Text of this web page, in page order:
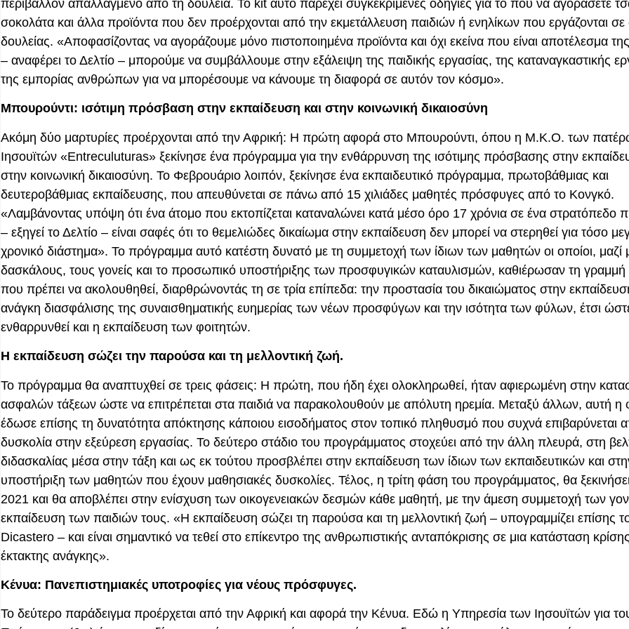
περιβάλλον απαλλαγμένο από τη δουλεία. Το kit αυτό παρέχει συγκεκριμένες οδηγίες για το πού να αγοράσετε
σοκολάτα και άλλα προϊόντα που δεν προέρχονται από την εκμετάλλευση παιδιών ή ενηλίκων που εργάζονται
δουλείας. «Αποφασίζοντας να αγοράζουμε μόνο πιστοποιημένα προϊόντα και όχι εκείνα που είναι αποτέλεσμα
– αναφέρει το Δελτίο – μπορούμε να συμβάλλουμε στην εξάλειψη της παιδικής εργασίας, της καταναγκαστικής
της εμπορίας ανθρώπων για να μπορέσουμε να κάνουμε τη διαφορά σε αυτόν τον κόσμο».
Μπουρούντι: ισότιμη πρόσβαση στην εκπαίδευση και στην κοινωνική δικαιοσύνη
Ακόμη δύο μαρτυρίες προέρχονται από την Αφρική: Η πρώτη αφορά στο Μπουρούντι, όπου η Μ.Κ.Ο. των
Ιησουϊτών «Entreculuturas» ξεκίνησε ένα πρόγραμμα για την ενθάρρυνση της ισότιμης πρόσβασης στην
στην κοινωνική δικαιοσύνη. Το Φεβρουάριο λοιπόν, ξεκίνησε ένα εκπαιδευτικό πρόγραμμα, πρωτοβάθμιας και
δευτεροβάθμιας εκπαίδευσης, που απευθύνεται σε πάνω από 15 χιλιάδες μαθητές πρόσφυγες από το Κονγκό.
«Λαμβάνοντας υπόψη ότι ένα άτομο που εκτοπίζεται καταναλώνει κατά μέσο όρο 17 χρόνια σε ένα στρατόπεδο
– εξηγεί το Δελτίο – είναι σαφές ότι το θεμελιώδες δικαίωμα στην εκπαίδευση δεν μπορεί να στερηθεί για τόσο
χρονικό διάστημα». Το πρόγραμμα αυτό κατέστη δυνατό με τη συμμετοχή των ίδιων των μαθητών οι οποίοι, μαζί
δασκάλους, τους γονείς και το προσωπικό υποστήριξης των προσφυγικών καταυλισμών, καθιέρωσαν τη
που πρέπει να ακολουθηθεί, διαρθρώνοντάς τη σε τρία επίπεδα: την προστασία του δικαιώματος στην
ανάγκη διασφάλισης της συναισθηματικής ευημερίας των νέων προσφύγων και την ισότητα των φύλων, έτσι
ενθαρρυνθεί και η εκπαίδευση των φοιτητών.
Η εκπαίδευση σώζει την παρούσα και τη μελλοντική ζωή.
Το πρόγραμμα θα αναπτυχθεί σε τρεις φάσεις: Η πρώτη, που ήδη έχει ολοκληρωθεί, ήταν αφιερωμένη στην
ασφαλών τάξεων ώστε να επιτρέπεται στα παιδιά να παρακολουθούν με απόλυτη ηρεμία. Μεταξύ άλλων, αυτή η
έδωσε επίσης τη δυνατότητα απόκτησης κάποιου εισοδήματος στον τοπικό πληθυσμό που συχνά επιβαρύνεται
δυσκολία στην εξεύρεση εργασίας. Το δεύτερο στάδιο του προγράμματος στοχεύει από την άλλη πλευρά, στη
διδασκαλίας μέσα στην τάξη και ως εκ τούτου προσβλέπει στην εκπαίδευση των ίδιων των εκπαιδευτικών και
υποστήριξη των μαθητών που έχουν μαθησιακές δυσκολίες. Τέλος, η τρίτη φάση του προγράμματος, θα
2021 και θα αποβλέπει στην ενίσχυση των οικογενειακών δεσμών κάθε μαθητή, με την άμεση συμμετοχή των
εκπαίδευση των παιδιών τους. «Η εκπαίδευση σώζει τη παρούσα και τη μελλοντική ζωή – υπογραμμίζει επίσης
Dicastero – και είναι σημαντικό να τεθεί στο επίκεντρο της ανθρωπιστικής ανταπόκρισης σε μια κατάσταση
έκτακτης ανάγκης».
Κένυα: Πανεπιστημιακές υποτροφίες για νέους πρόσφυγες.
Το δεύτερο παράδειγμα προέρχεται από την Αφρική και αφορά την Κένυα. Εδώ η Υπηρεσία των Ιησουϊτών για